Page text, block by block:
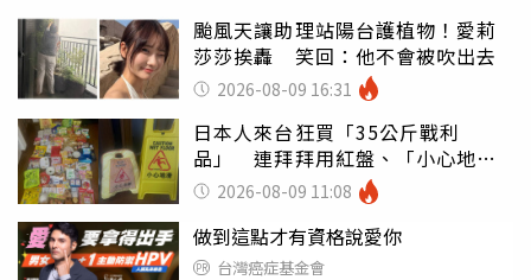
颱風天讓助理站陽台護植物！愛莉
莎莎挨轟 笑回：他不會被吹出去
2026-08-09 16:31
日本人來台狂買「35公斤戰利
品」 連拜拜用紅盤、「小心地
滑」告示牌也帶回家
2026-08-09 11:08
做到這點才有資格說愛你
台灣癌症基金會